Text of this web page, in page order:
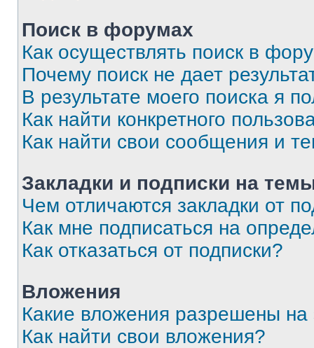
Поиск в форумах
Как осуществлять поиск в
Почему поиск не дает
В результате моего поиска я
Как найти конкретного
Как найти свои сообщения и
Закладки и подписки на
Чем отличаются закладки от
Как мне подписаться на
Как отказаться от подписки?
Вложения
Какие вложения разрешены
Как найти свои вложения?